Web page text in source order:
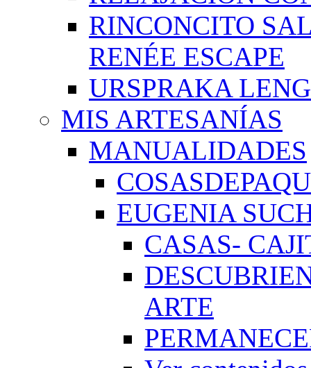
RINCONCITO
RENÉE ESCAPE
URSPRAKA
MIS ARTESANÍAS
MANUALIDADES
EUGENIA
CASAS-
ARTE